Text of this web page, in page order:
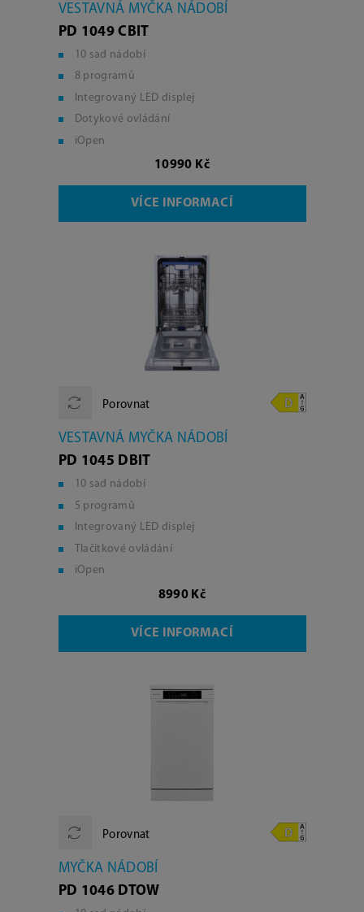
VESTAVNÁ MYČKA NÁDOBÍ
PD 1049 CBIT
10 sad nádobí
8 programů
Integrovaný LED displej
Dotykové ovládání
iOpen
10990 Kč
VÍCE INFORMACÍ
Porovnat
VESTAVNÁ MYČKA NÁDOBÍ
PD 1045 DBIT
10 sad nádobí
5 programů
Integrovaný LED displej
Tlačítkové ovládání
iOpen
8990 Kč
VÍCE INFORMACÍ
Porovnat
MYČKA NÁDOBÍ
PD 1046 DTOW